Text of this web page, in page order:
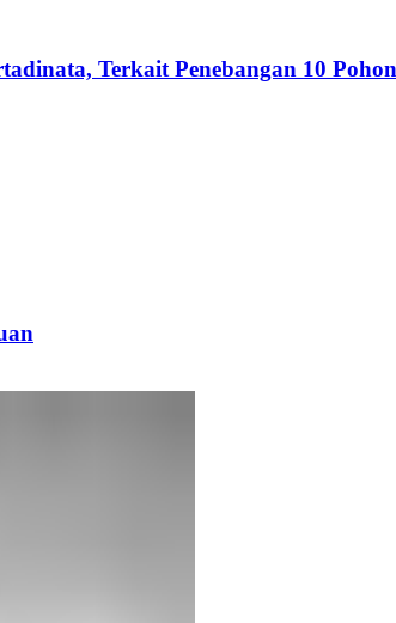
Terkait Penebangan 10 Pohon